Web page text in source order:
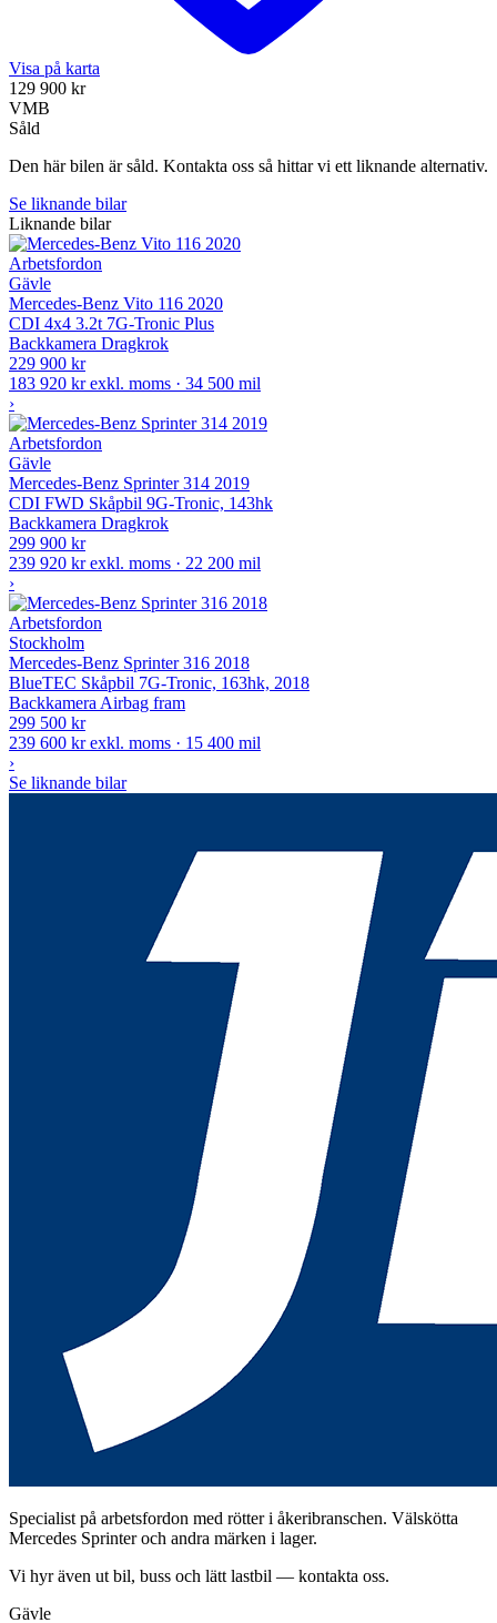
Visa på karta
129 900 kr
VMB
Såld
Den här bilen är såld. Kontakta oss så hittar vi ett liknande alternativ.
Se liknande bilar
Liknande bilar
Arbetsfordon
Gävle
Mercedes-Benz Vito 116 2020
CDI 4x4 3.2t 7G-Tronic Plus
Backkamera Dragkrok
229 900 kr
183 920 kr exkl. moms · 34 500 mil
›
Arbetsfordon
Gävle
Mercedes-Benz Sprinter 314 2019
CDI FWD Skåpbil 9G-Tronic, 143hk
Backkamera Dragkrok
299 900 kr
239 920 kr exkl. moms · 22 200 mil
›
Arbetsfordon
Stockholm
Mercedes-Benz Sprinter 316 2018
BlueTEC Skåpbil 7G-Tronic, 163hk, 2018
Backkamera Airbag fram
299 500 kr
239 600 kr exkl. moms · 15 400 mil
›
Se liknande bilar
Specialist på arbetsfordon med rötter i åkeribranschen. Välskötta
Mercedes Sprinter och andra märken i lager.
Vi hyr även ut bil, buss och lätt lastbil — kontakta oss.
Gävle